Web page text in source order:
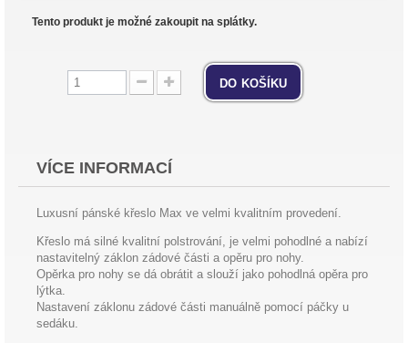
Tento produkt je možné zakoupit na splátky.
do košíku
VÍCE INFORMACÍ
Luxusní pánské křeslo Max ve velmi kvalitním provedení.
Křeslo má silné kvalitní polstrování, je velmi pohodlné a nabízí
nastavitelný záklon zádové části a opěru pro nohy.
Opěrka pro nohy se dá obrátit a slouží jako pohodlná opěra pro
lýtka.
Nastavení záklonu zádové části manuálně pomocí páčky u
sedáku.